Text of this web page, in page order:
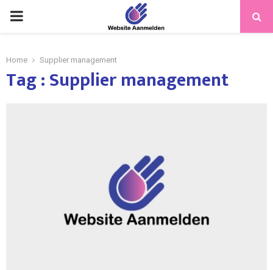
PRIMARY
Home Supplier management
Tag : Supplier management